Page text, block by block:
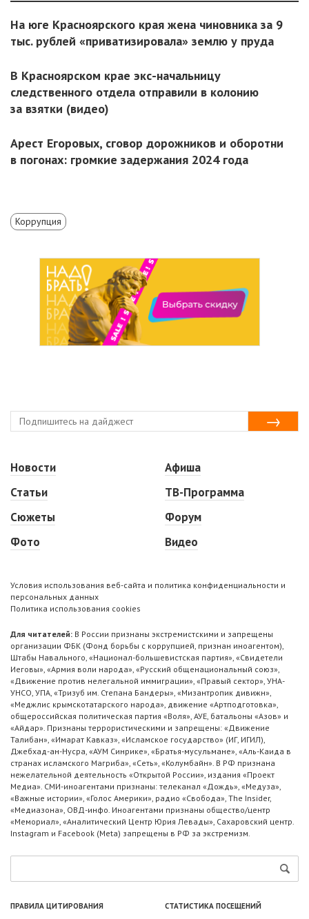
На юге Красноярского края жена чиновника за 9
тыс. рублей «приватизировала» землю у пруда
В Красноярском крае экс-начальницу
следственного отдела отправили в колонию
за взятки (видео)
Арест Егоровых, сговор дорожников и оборотни
в погонах: громкие задержания 2024 года
Коррупция
Новости
Статьи
Сюжеты
Фото
Афиша
ТВ-Программа
Форум
Видео
Условия использования веб-сайта и политика конфиденциальности и
персональных данных
Политика использования cookies
Для читателей: В России признаны экстремистскими и запрещены
организации ФБК (Фонд борьбы с коррупцией, признан иноагентом),
Штабы Навального, «Национал-большевистская партия», «Свидетели
Иеговы», «Армия воли народа», «Русский общенациональный союз»,
«Движение против нелегальной иммиграции», «Правый сектор», УНА-
УНСО, УПА, «Тризуб им. Степана Бандеры», «Мизантропик дивижн»,
«Меджлис крымскотатарского народа», движение «Артподготовка»,
общероссийская политическая партия «Воля», АУЕ, батальоны «Азов» и
«Айдар». Признаны террористическими и запрещены: «Движение
Талибан», «Имарат Кавказ», «Исламское государство» (ИГ, ИГИЛ),
Джебхад-ан-Нусра, «АУМ Синрике», «Братья-мусульмане», «Аль-Каида в
странах исламского Магриба», «Сеть», «Колумбайн». В РФ признана
нежелательной деятельность «Открытой России», издания «Проект
Медиа». СМИ-иноагентами признаны: телеканал «Дождь», «Медуза»,
«Важные истории», «Голос Америки», радио «Свобода», The Insider,
«Медиазона», ОВД-инфо. Иноагентами признаны общество/центр
«Мемориал», «Аналитический Центр Юрия Левады», Сахаровский центр.
Instagram и Facebook (Metа) запрещены в РФ за экстремизм.
ПРАВИЛА ЦИТИРОВАНИЯ СТАТИСТИКА ПОСЕЩЕНИЙ